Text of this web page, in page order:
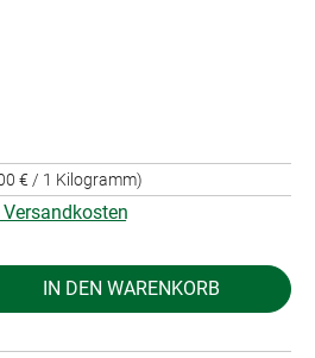
€ / 1 Kilogramm)
den gewünschten Wert
IN DEN WARENKORB